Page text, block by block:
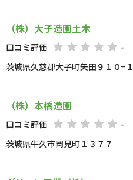
（株）大子造園土木
口コミ評価
-
茨城県久慈郡大子町矢田９１０−１
（株）本橋造園
口コミ評価
-
茨城県牛久市岡見町１３７７